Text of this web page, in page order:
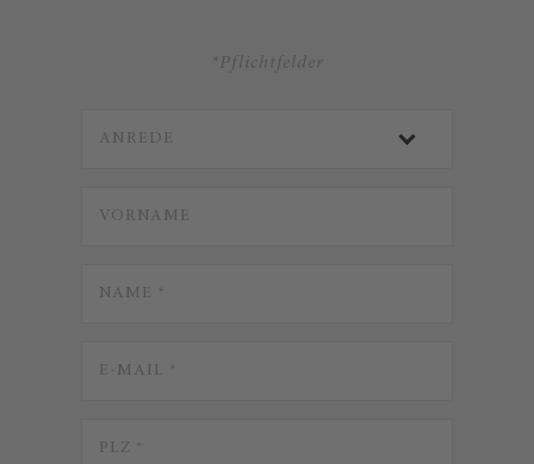
*Pflichtfelder